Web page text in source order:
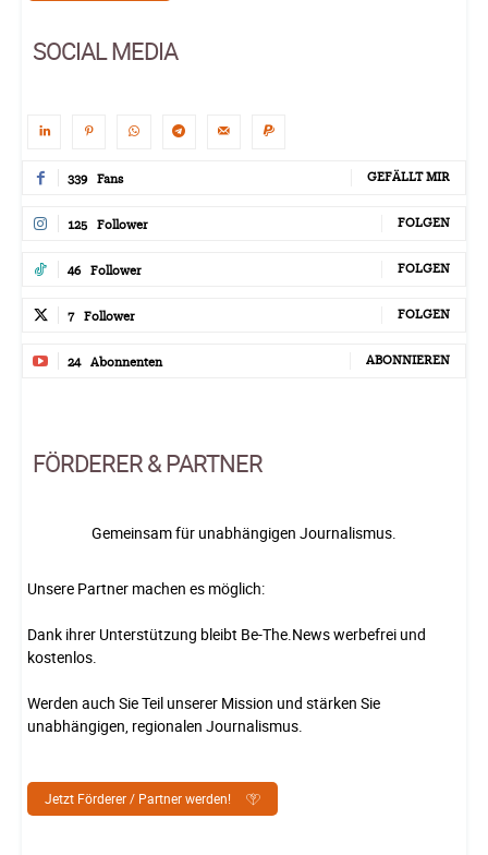
SOCIAL MEDIA
339 Fans GEFÄLLT MIR
125 Follower FOLGEN
46 Follower FOLGEN
7 Follower FOLGEN
24 Abonnenten ABONNIEREN
FÖRDERER & PARTNER
Gemeinsam für unabhängigen Journalismus.
Unsere Partner machen es möglich:
Dank ihrer Unterstützung bleibt Be-The.News werbefrei und
kostenlos.
Werden auch Sie Teil unserer Mission und stärken Sie
unabhängigen, regionalen Journalismus.
Jetzt Förderer / Partner werden!